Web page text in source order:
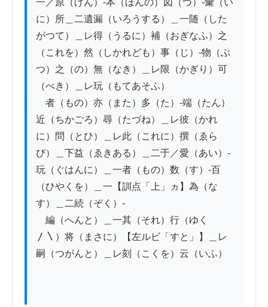
一／原（げん）-本（ほんの）図（づ）-彙（い
に）所＿二遺漏（いろうする）＿一随（した
がつて）＿レ得（うるに）補（おぎなふ）之
（これを）然（しかれども）事（じ）-物（ぶ
つ）之（の）無（なき）＿レ限（かぎり）可
（べき）＿レ玩（もてあそふ）
者（もの）亦（また）多（た）-端（たん）
近（ちかごろ）尋（たづね）＿レ彼（かれ
に）問（とひ）＿レ此（これに）撰（ゑら
び）＿下益（ゑきある）＿二于／愛（あい）-
玩（ぐはんに）＿一者（もの）数（す）-百
（ひやくを）＿一【訓点「上」ヵ】為（な
す）＿二続（ぞく）-
編（へんと）＿一其（それ）行（ゆく
〳〵）将（まさに）【左ルビ「すと」】＿レ
嗣（つがんと）＿レ刻（こくを）云（いふ）